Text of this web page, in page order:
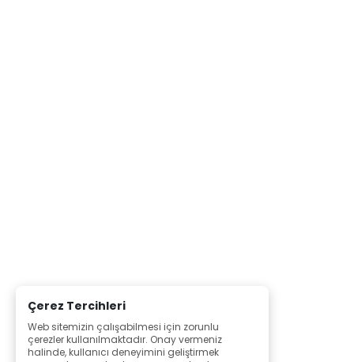
Çerez Tercihleri
Web sitemizin çalışabilmesi için zorunlu
çerezler kullanılmaktadır. Onay vermeniz
halinde, kullanıcı deneyimini geliştirmek